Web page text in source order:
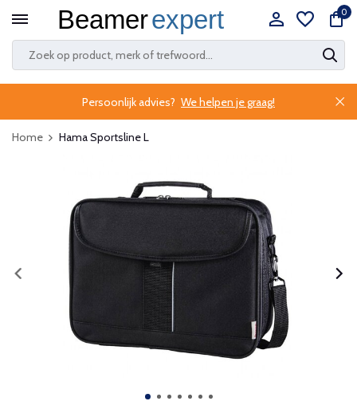
0
Persoonlijk advies? We helpen je graag!
Home Hama Sportsline L